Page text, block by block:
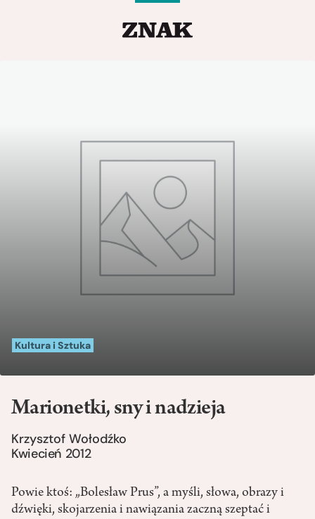
Kultura i Sztuka
Marionetki, sny i nadzieja
Krzysztof Wołodźko
Kwiecień 2012
Powie ktoś: „Bolesław Prus”, a myśli, słowa, obrazy i
dźwięki, skojarzenia i nawiązania zaczną szeptać i